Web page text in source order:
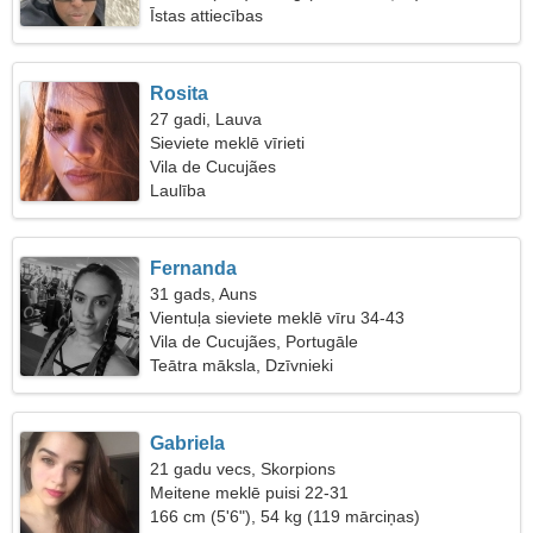
Īstas attiecības
Rosita
27 gadi, Lauva
Sieviete meklē vīrieti
Vila de Cucujães
Laulība
Fernanda
31 gads, Auns
Vientuļa sieviete meklē vīru 34-43
Vila de Cucujães, Portugāle
Teātra māksla, Dzīvnieki
Gabriela
21 gadu vecs, Skorpions
Meitene meklē puisi 22-31
166 cm (5'6"), 54 kg (119 mārciņas)